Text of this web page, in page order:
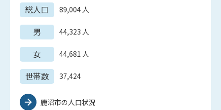
総人口 89,004人
男 44,323 人
女 44,681 人
世帯数 37,424
鹿沼市の人口状況